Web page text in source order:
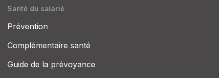
Santé du salarié
Prévention
Complémentaire santé
Guide de la prévoyance